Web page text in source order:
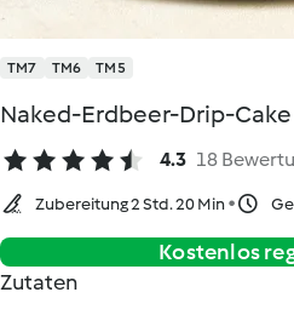
TM7 TM6 TM5
Naked-Erdbeer-Drip-Cake
4.3 18
Zubereitung 2 Std. 20 Min
Kostenlos
Zutaten